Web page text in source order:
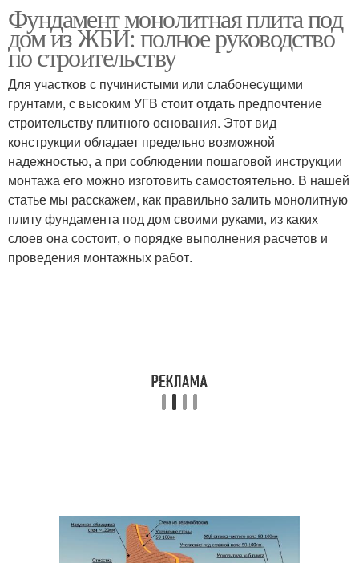
Фундамент монолитная плита под
дом из ЖБИ: полное руководство
по строительству
Для участков с пучинистыми или слабонесущими
грунтами, с высоким УГВ стоит отдать предпочтение
строительству плитного основания. Этот вид
конструкции обладает предельно возможной
надежностью, а при соблюдении пошаговой инструкции
монтажа его можно изготовить самостоятельно. В нашей
статье мы расскажем, как правильно залить монолитную
плиту фундамента под дом своими руками, из каких
слоев она состоит, о порядке выполнения расчетов и
проведения монтажных работ.